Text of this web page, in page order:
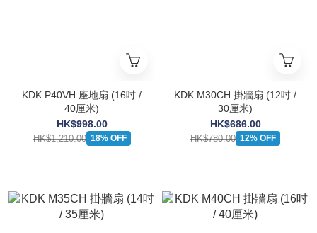
KDK P40VH 座地扇 (16吋 /
40厘米)
HK$998.00
HK$1,210.00 18% OFF
KDK M30CH 掛牆扇 (12吋 /
30厘米)
HK$686.00
HK$780.00 12% OFF